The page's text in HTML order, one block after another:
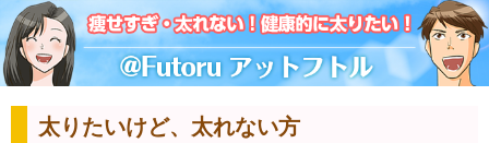
太りたいけど、太れない方